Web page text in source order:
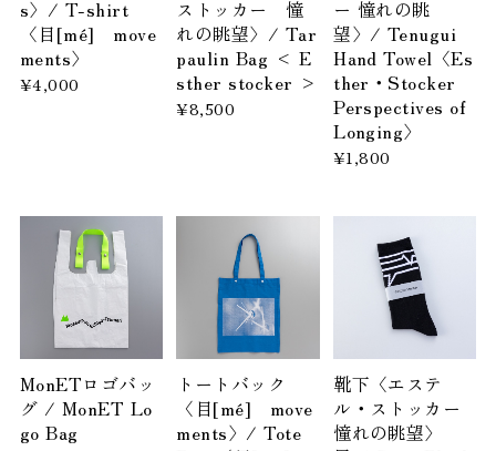
s〉/ T-shirt
〈目[mé] move
ments〉
¥4,000
ストッカー 憧
れの眺望〉/ Tar
paulin Bag < E
sther stocker >
¥8,500
ー 憧れの眺
望〉/ Tenugui
Hand Towel〈Es
ther・Stocker
Perspectives of
Longing〉
¥1,800
MonETロゴバッ
グ / MonET Lo
go Bag
トートバック
〈目[mé] move
ments〉/ Tote
靴下〈エステ
ル・ストッカー
憧れの眺望〉